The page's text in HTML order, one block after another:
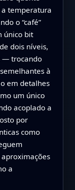
temperatura
o “café”
único bit
dois níveis,
— trocando
à
em detalhes
um único
acoplado a
por
como
a